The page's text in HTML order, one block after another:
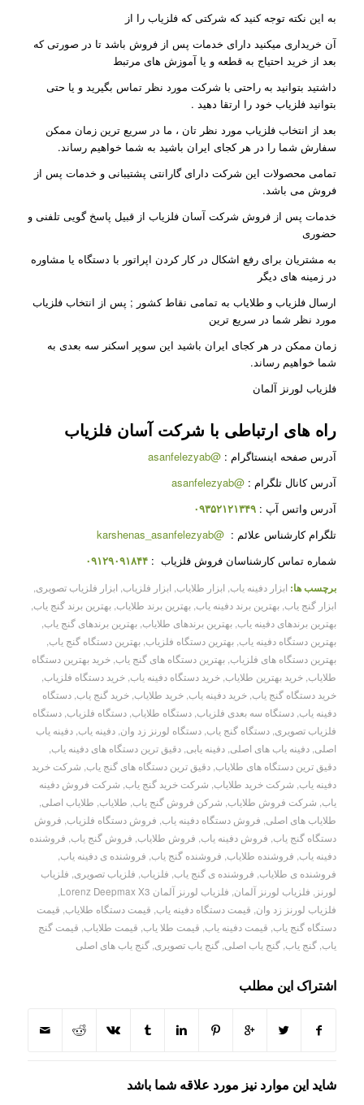
به این نکته توجه کنید که شرکتی که فلزیاب را از
آن خریداری میکنید دارای خدمات پس از فروش باشد تا در صورتی که
بعد از خرید احتیاج به قطعه و یا آموزش های مرتبط
داشتید بتوانید به راحتی با شرکت مورد نظر تماس بگیرید و یا حتی
بتوانید فلزیاب خود را ارتقا دهید .
بعد از انتخاب فلزیاب مورد نظر تان ، ما در سریع ترین زمان ممکن
سفارش شما را در هر کجای ایران باشید به شما خواهیم رساند.
تمامی محصولات این شرکت دارای گارانتی پشتیبانی و خدمات پس از
فروش می باشد.
خدمات پس از فروش شرکت آسان فلزیاب از قبیل پاسخ گویی تلفنی و
حضوری
به مشتریان برای رفع اشکال در کار کردن اپراتور با دستگاه یا مشاوره
در زمینه های دیگر
ارسال فلزیاب و طلایاب به تمامی نقاط کشور ; پس از انتخاب فلزیاب
مورد نظر شما در سریع ترین
زمان ممکن در هر کجای ایران باشید این سوپر اسکنر سه بعدی به
شما خواهیم رساند.
فلزیاب لورنز آلمان
راه های ارتباطی با شرکتآسان فلزیاب
آدرس صفحه اینستاگرام : @asanfelezyab
آدرس کانال تلگرام : @asanfelezyab
آدرس واتس آپ : ۰۹۳۵۲۱۲۱۳۴۹
تلگرام کارشناس علائم : @karshenas_asanfelezyab
شماره تماس کارشناسان فروش فلزیاب : ۰۹۱۲۹۰۹۱۸۴۴
برچسب ها: ابزار دفینه یاب ابزار طلایاب ابزار فلزیاب ابزار فلزیاب تصویری
ابزار گنج یاب بهترین برند دفینه یاب بهترین برند طلایاب بهترین برند گنج یاب
بهترین برندهای دفینه یاب بهترین برندهای طلایاب بهترین برندهای گنج یاب
بهترین دستگاه دفینه یاب بهترین دستگاه فلزیاب بهترین دستگاه گنج یاب
بهترین دستگاه های فلزیاب بهترین دستگاه های گنج یاب خرید بهترین دستگاه
طلایاب خرید بهترین طلایاب خرید دستگاه دفینه یاب خرید دستگاه فلزیاب
خرید دستگاه گنج یاب خرید دفینه یاب خرید طلایاب خرید گنج یاب دستگاه
دفینه یاب دستگاه سه بعدی فلزیاب دستگاه طلایاب دستگاه فلزیاب دستگاه
فلزیاب تصویری دستگاه گنج یاب دستگاه لورنز زد وان دفینه یاب دفینه یاب
اصلی دفینه یاب های اصلی دفینه یابی دقیق ترین دستگاه های دفینه یاب
دقیق ترین دستگاه های طلایاب دقیق ترین دستگاه های گنج یاب شرکت خرید
دفینه یاب شرکت خرید طلایاب شرکت خرید گنج یاب شرکت فروش دفینه
یاب شرکت فروش طلایاب شرکن فروش گنج یاب طلایاب طلایاب اصلی
طلایاب های اصلی فروش دستگاه دفینه یاب فروش دستگاه فلزیاب فروش
دستگاه گنج یاب فروش دفینه یاب فروش طلایاب فروش گنج یاب فروشنده
دفینه یاب فروشنده طلایاب فروشنده گنج یاب فروشنده ی دفینه یاب
فروشنده ی طلایاب فروشنده ی گنج یاب فلزیاب فلزیاب تصویری فلزیاب
لورنز
فلزیاب لورنز آلمان فلزیاب لورنز آلمان Lorenz Deepmax X3
فلزیاب لورنز زد وان قیمت دستگاه دفینه یاب قیمت دستگاه طلایاب قیمت
دستگاه گنج یاب قیمت دفینه یاب قیمت طلا یاب قیمت طلایاب قیمت گنج
یاب گنج یاب گنج یاب اصلی گنج یاب تصویری گنج یاب های اصلی
اشتراک این مطلب
شاید این موارد نیز مورد علاقه شما باشد